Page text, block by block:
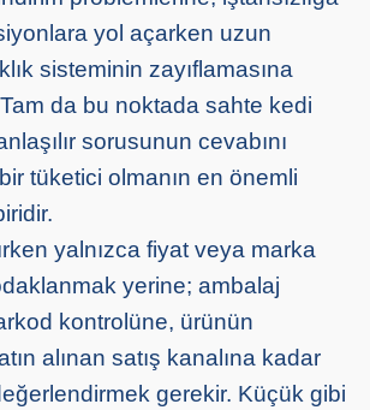
yol açarken uzun
sisteminin zayıflamasına
da bu noktada sahte kedi
sorusunun cevabını
tüketici olmanın en önemli
yalnızca fiyat veya marka
yerine; ambalaj
kontrolüne, ürünün
alınan satış kanalına kadar
gerekir. Küçük gibi